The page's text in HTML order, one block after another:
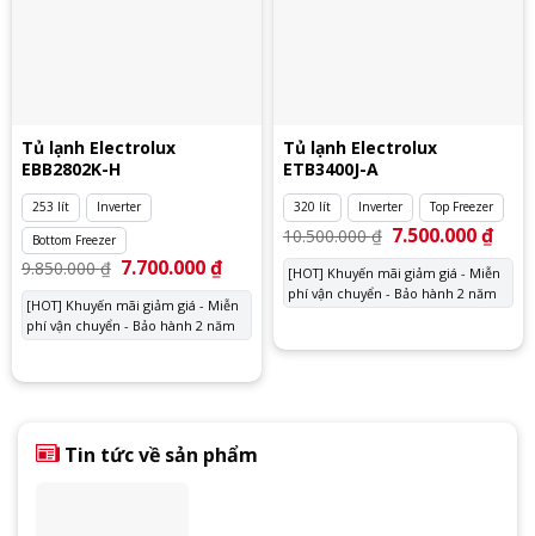
Tủ lạnh Electrolux
EBB2802K-H
253 lít
Inverter
Bottom Freezer
9.850.000₫ Giá
gốc
là:
9.850.000 ₫.
7.700.000₫Giá
tại
là:
7.700.000 ₫.
[HOT] Khuyến mãi giảm giá - Miễn
phí vận chuyển - Bảo hành 2 năm
Tủ lạnh Electrolux
ETB3400J-A
320 lít Inverter Top Freezer
10.500.000₫ Giá
gốc
là:
10.500.000 ₫.
7.500.000₫Giá
tại
là:
[HOT] Khuyến mãi giảm giá - Miễn
phí vận chuyển - Bảo hành 2 năm
Tin tức về sản phẩm